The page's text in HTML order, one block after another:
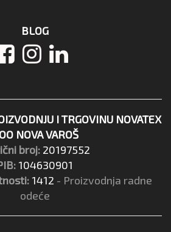
BLOG
I TRGOVINU NOVATEX
NOVA VAROŠ
broj: 20197552
104630901
1412 - Proizvodnja radne
odeće